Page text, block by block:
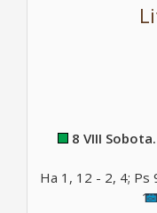
8 VIII
Ha 1, 12 - 2, 4; Ps